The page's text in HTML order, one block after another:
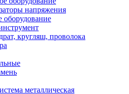
напряжения
оборудование
кругляш, проволока
металлическая